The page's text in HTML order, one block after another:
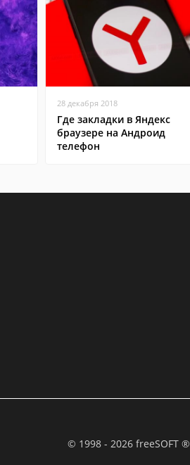
28 декабря 2018
Где закладки в Яндекс
браузере на Андроид
телефон
© 1998 - 2026 freeSOFT ®